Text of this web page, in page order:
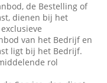
de Bestelling of
dienen bij het
van het Bedrijf en
ligt bij het Bedrijf.
rol